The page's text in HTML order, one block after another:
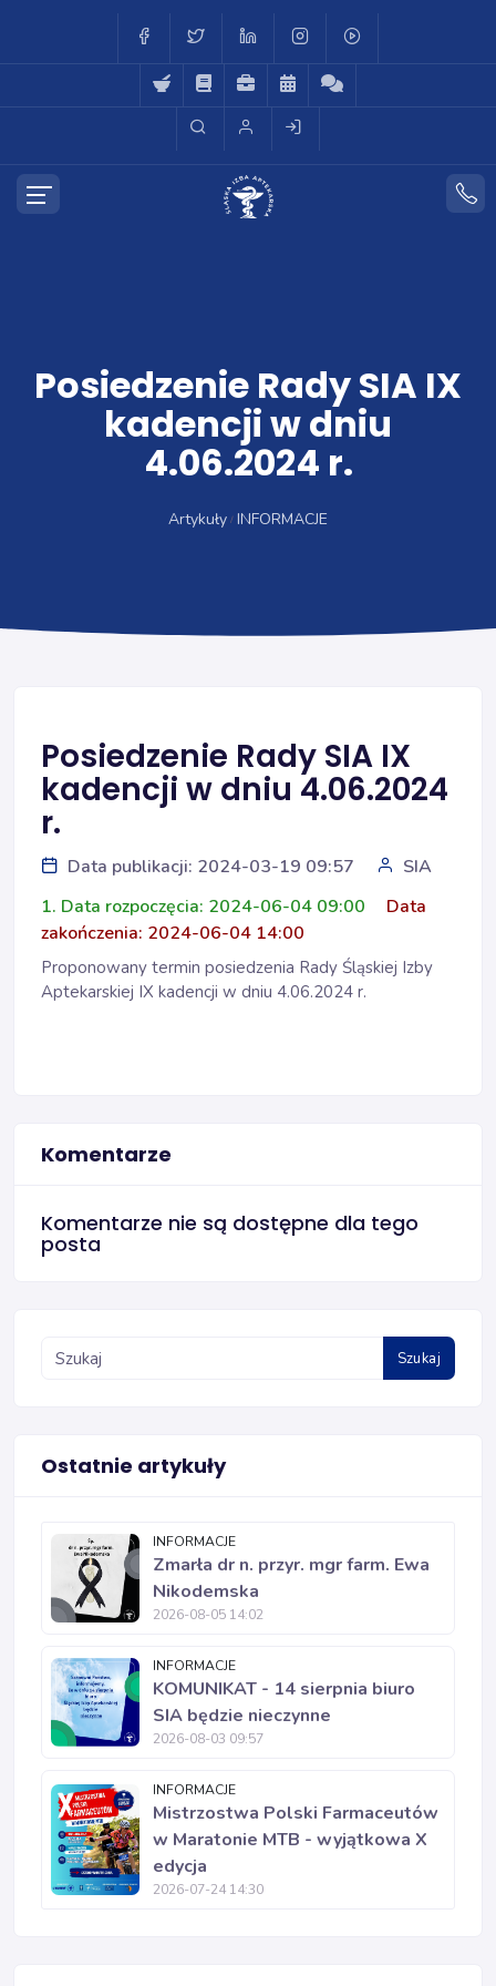
Posiedzenie Rady SIA IX
kadencji w dniu
4.06.2024 r.
Artykuły INFORMACJE
Posiedzenie Rady SIA IX
kadencji w dniu 4.06.2024
r.
Data publikacji: 2024-03-19 09:57
SIA
1. Data rozpoczęcia: 2024-06-04 09:00
Data
zakończenia: 2024-06-04 14:00
Proponowany termin posiedzenia Rady Śląskiej Izby
Aptekarskiej IX kadencji w dniu 4.06.2024 r.
Komentarze
Komentarze nie są dostępne dla tego
posta
Szukaj
Ostatnie artykuły
INFORMACJE
Zmarła dr n. przyr. mgr farm. Ewa
Nikodemska
2026-08-05 14:02
INFORMACJE
KOMUNIKAT - 14 sierpnia biuro
SIA będzie nieczynne
2026-08-03 09:57
INFORMACJE
Mistrzostwa Polski Farmaceutów
w Maratonie MTB - wyjątkowa X
edycja
2026-07-24 14:30